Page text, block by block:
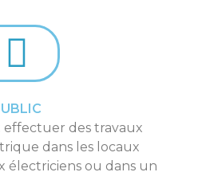
effectuer des travaux
dans les locaux
électriciens ou dans un